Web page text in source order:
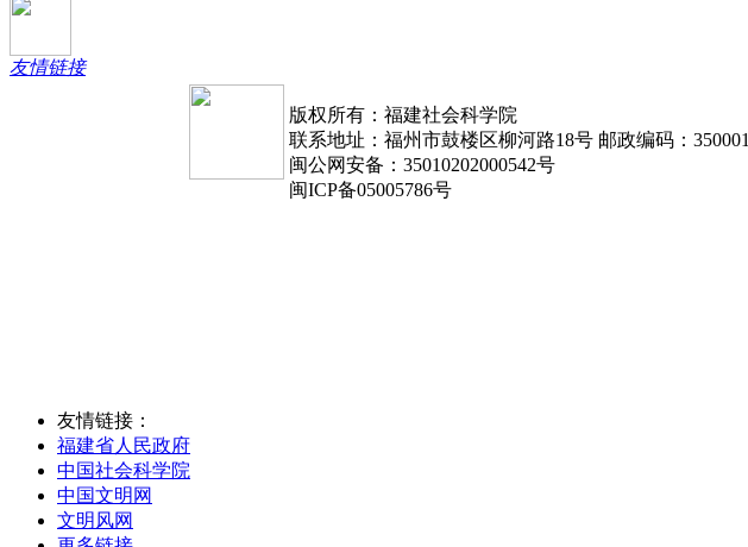
友情链接
版权所有：福建社会科学院
联系地址：福州市鼓楼区柳河路18号 邮政编码：350001
闽公网安备：35010202000542号
闽ICP备05005786号
友情链接：
福建省人民政府
中国社会科学院
中国文明网
文明风网